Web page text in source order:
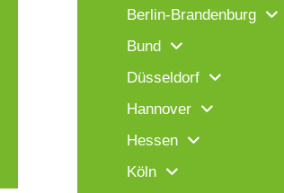
Berlin-Brandenburg
Bund
Düsseldorf
Hannover
Hessen
Köln